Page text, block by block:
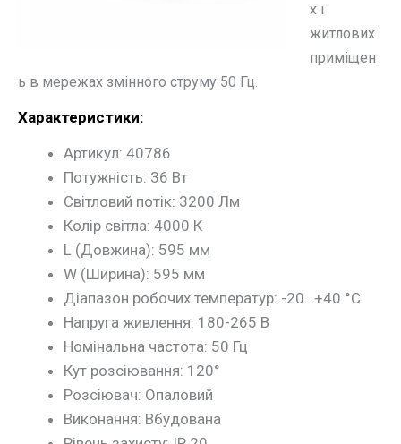
х і
житлових
приміщен
ь в мережах змінного струму 50 Гц.
Характеристики:
Артикул: 40786
Потужність: 36 Вт
Світловий потік: 3200 Лм
Колір світла: 4000 К
L (Довжина): 595 мм
W (Ширина): 595 мм
Діапазон робочих температур: -20…+40 °С
Напруга живлення: 180-265 В
Номінальна частота: 50 Гц
Кут розсіювання: 120°
Розсіювач: Опаловий
Виконання: Вбудована